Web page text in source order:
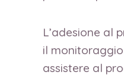
L’adesione al
il
assistere al